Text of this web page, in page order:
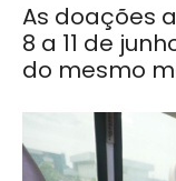
As doações
8 a 11 de
do mesmo